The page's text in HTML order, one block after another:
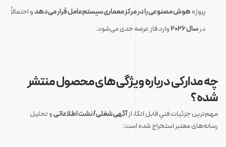
پروژههوش مصنوعی را در مرکز معماری سیستم‌عامل قرار می‌دهدو احتمالاً
درسال ۲۰۲۶ وارد فاز عرضه جدی می‌شود.
چه مدارکی درباره ویژگی‌های محصول منتشر
شده؟
مهم‌ترین جزئیات فنیِ قابل اتکا، ازآگهی شغلی/نشت اطلاعاتیو تحلیل
رسانه‌های معتبر استخراج شده است: